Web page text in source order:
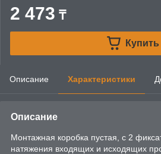
2 473 ₸
Купить
Описание Характеристики
Описание
Монтажная коробка пустая, с 2
натяжения входящих и исходящих